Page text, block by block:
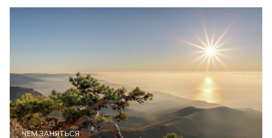
ЧЕМ ЗАНЯТЬСЯ